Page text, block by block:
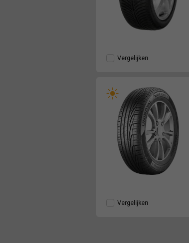
Vergelijken
Vergelijken